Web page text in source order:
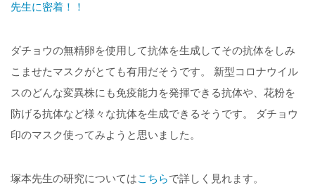
先生に密着！！
ダチョウの無精卵を使用して抗体を生成してその抗体をしみ
こませたマスクがとても有用だそうです。 新型コロナウイル
スのどんな変異株にも免疫能力を発揮できる抗体や、花粉を
防げる抗体など様々な抗体を生成できるそうです。 ダチョウ
印のマスク使ってみようと思いました。
塚本先生の研究についてはこちらで詳しく見れます。